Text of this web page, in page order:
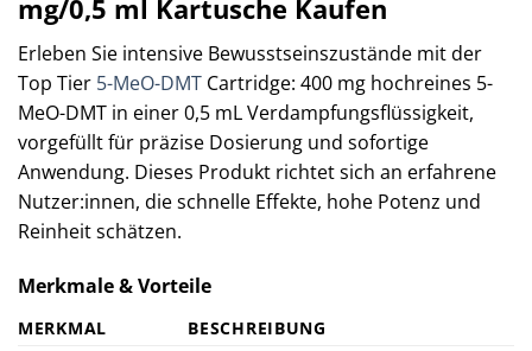
mg/0,5 ml Kartusche Kaufen
Erleben Sie intensive Bewusstseinszustände mit der
Top Tier 5-MeO-DMT Cartridge: 400 mg hochreines 5-
MeO-DMT in einer 0,5 mL Verdampfungsflüssigkeit,
vorgefüllt für präzise Dosierung und sofortige
Anwendung. Dieses Produkt richtet sich an erfahrene
Nutzer:innen, die schnelle Effekte, hohe Potenz und
Reinheit schätzen.
Merkmale & Vorteile
MERKMAL BESCHREIBUNG